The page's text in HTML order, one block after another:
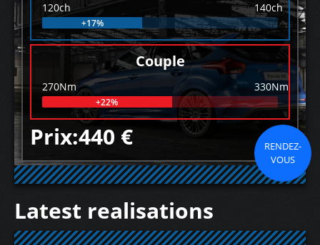
120ch 140ch
+17%
Couple
270Nm 330Nm
+22%
Prix:440 €
RENDEZ-
VOUS
Latest realisations